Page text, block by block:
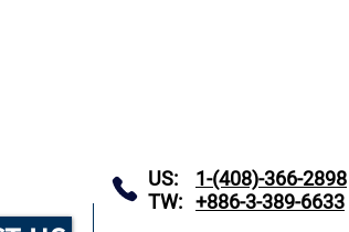
US: 1-(408)-366-2898
TW: +886-3-389-6633